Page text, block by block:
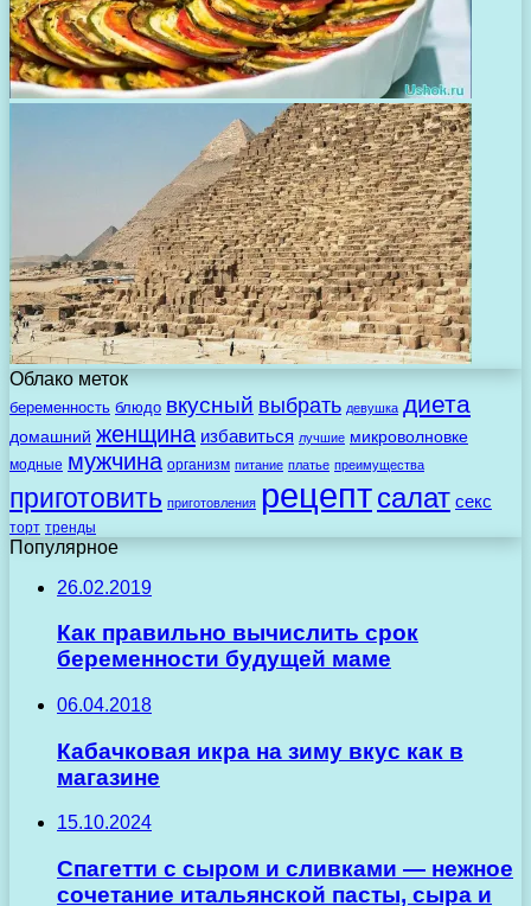
Облако меток
беременность блюдо вкусный выбрать девушка диета
домашний женщина избавиться лучшие микроволновке
модные мужчина организм питание платье преимущества
приготовить приготовления рецептсалат секс
торт тренды
Популярное
26.02.2019
Как правильно вычислить срок
беременности будущей маме
06.04.2018
Кабачковая икра на зиму вкус как в
магазине
15.10.2024
Спагетти с сыром и сливками — нежное
сочетание итальянской пасты, сыра и